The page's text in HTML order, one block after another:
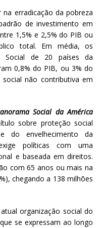
erradicação da pobreza
de investimento em
1,5% e 2,5% do PIB ou
total. Em média, os
Social de 20 países da
0,8% do PIB, ou 3% do
não contributiva em
Social da América
sobre proteção social
do envelhecimento da
políticas com uma
e baseada em direitos.
com 65 anos ou mais na
chegando a 138 milhões
organização social do
se expressam ao longo